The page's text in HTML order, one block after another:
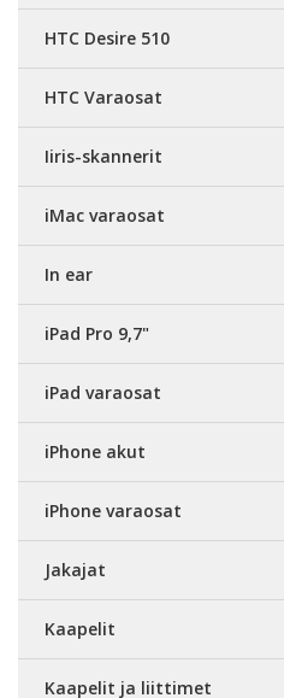
HTC Desire 510
HTC Varaosat
Iiris-skannerit
iMac varaosat
In ear
iPad Pro 9,7"
iPad varaosat
iPhone akut
iPhone varaosat
Jakajat
Kaapelit
Kaapelit ja liittimet